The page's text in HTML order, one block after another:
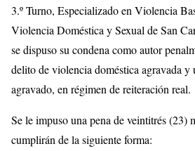
3.º Turno, Especializado en Violencia
Violencia Doméstica y Sexual de San
se dispuso su condena como autor
delito de violencia doméstica agravada y
agravado, en régimen de reiteración real.
Se le impuso una pena de veintitrés (23)
cumplirán de la siguiente forma: